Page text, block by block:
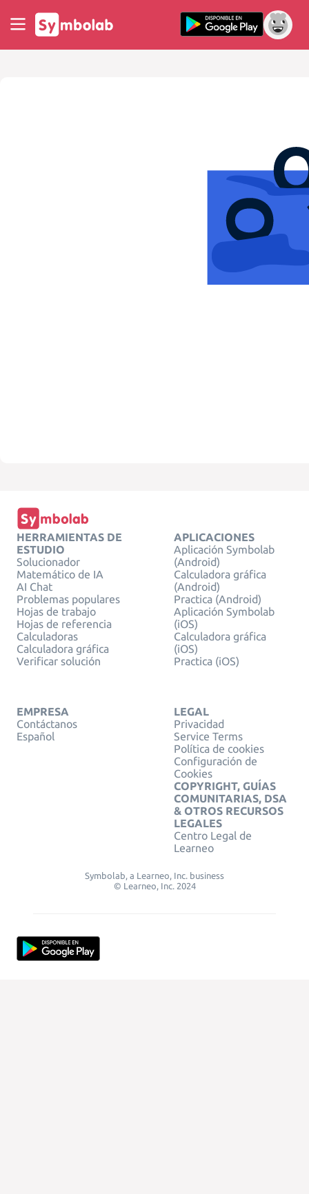
HERRAMIENTAS DE
ESTUDIO
Solucionador
Matemático de IA
AI Chat
Problemas populares
Hojas de trabajo
Hojas de referencia
Calculadoras
Calculadora gráfica
Verificar solución
APLICACIONES
Aplicación Symbolab
(Android)
Calculadora gráfica
(Android)
Practica (Android)
Aplicación Symbolab
(iOS)
Calculadora gráfica
(iOS)
Practica (iOS)
EMPRESA
Contáctanos
Español
LEGAL
Privacidad
Service Terms
Política de cookies
Configuración de
Cookies
COPYRIGHT, GUÍAS
COMUNITARIAS, DSA
& OTROS RECURSOS
LEGALES
Centro Legal de
Learneo
Symbolab, a Learneo, Inc. business
© Learneo, Inc. 2024